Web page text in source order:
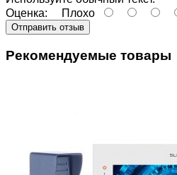
Оценка: Плохо
Отправить отзыв
Рекомендуемые товары